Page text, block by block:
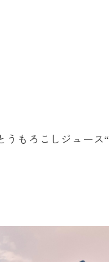
うもろこしジュース“